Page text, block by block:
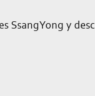
SsangYong y